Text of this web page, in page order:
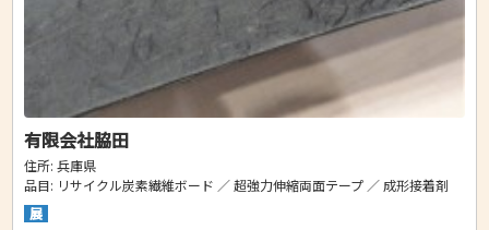
有限会社脇田
住所: 兵庫県
品目: リサイクル炭素繊維ボード ／ 超強力伸縮両面テープ ／ 成形接着剤
展